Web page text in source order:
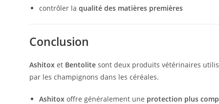
contrôler la qualité des matières premières
Conclusion
Ashitox et Bentolite sont deux produits vétérinaires
par les champignons dans les céréales.
Ashitox offre généralement une protection plus